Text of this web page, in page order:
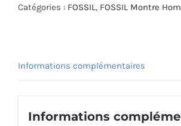
WATCH
Catégories : FOSSIL, FOSSIL Montre
Informations complémentaires
Informations